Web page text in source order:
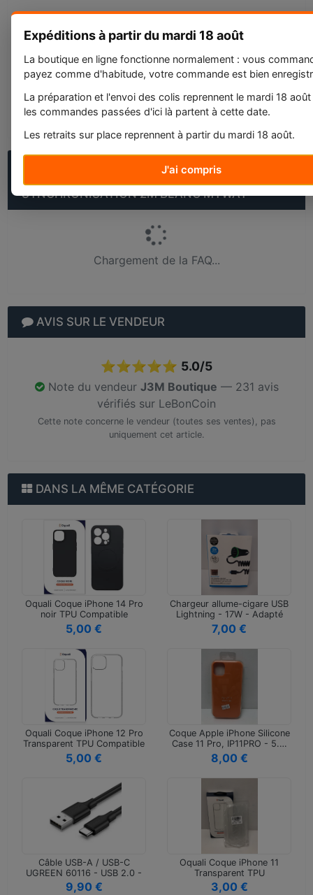
Expéditions à partir du mardi 18 août
La boutique en ligne fonctionne normalement : vous
payez comme d'habitude, votre commande est bien
La préparation et l'envoi des colis reprennent le mardi 18
les commandes passées d'ici là partent à cette date.
Les retraits sur place reprennent à partir du mardi 18 août.
J'ai compris
•USB-C / Lightning
Poids du colis : 0,10 Kg
Etat : Neuf, Scellé, Très bon état, Emballage
d'origine bon état
QUESTIONS FRÉQUENTES SUR CÂBLE
LIGHTNING VERS USB-C CHARGE 60W ET
SYNCHRONISATION 2M BLANC MYWAY
Chargement de la FAQ...
AVIS SUR LE VENDEUR
⭐⭐⭐⭐⭐ 5.0/5
Note du vendeur J3M Boutique — 231 avis
vérifiés sur LeBonCoin
Cette note concerne le vendeur (toutes ses ventes), pas
uniquement cet article.
DANS LA MÊME CATÉGORIE
Oquali Coque iPhone 14 Pro
noir TPU Compatible
Magsafe
5,00 €
Chargeur allume-cigare USB
Lightning - 17W - Adapté
po…
7,00 €
Oquali Coque iPhone 12 Pro
Transparent TPU Compatible
…
5,00 €
Coque Apple iPhone Silicone
Case 11 Pro, IP11PRO - 5.…
8,00 €
Câble USB-A / USB-C
UGREEN 60116 - USB 2.0 -
480 Mbit/s
9,90 €
Oquali Coque iPhone 11
Transparent TPU
3,00 €